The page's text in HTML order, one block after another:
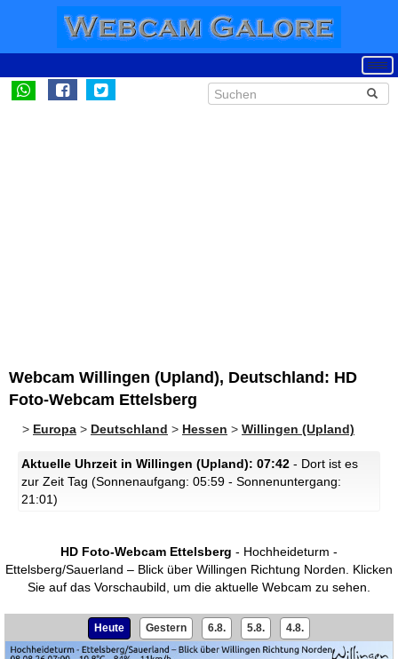
Webcam Willingen (Upland), Deutschland: HD
Foto-Webcam Ettelsberg
> Europa > Deutschland > Hessen > Willingen (Upland)
Aktuelle Uhrzeit in Willingen (Upland): 07:42 - Dort ist es
zur Zeit Tag (Sonnenaufgang: 05:59 - Sonnenuntergang:
21:01)
HD Foto-Webcam Ettelsberg - Hochheideturm -
Ettelsberg/Sauerland – Blick über Willingen Richtung Norden.
Klicken
Sie auf das Vorschaubild, um die aktuelle Webcam zu sehen.
Heute Gestern 6.8. 5.8. 4.8.